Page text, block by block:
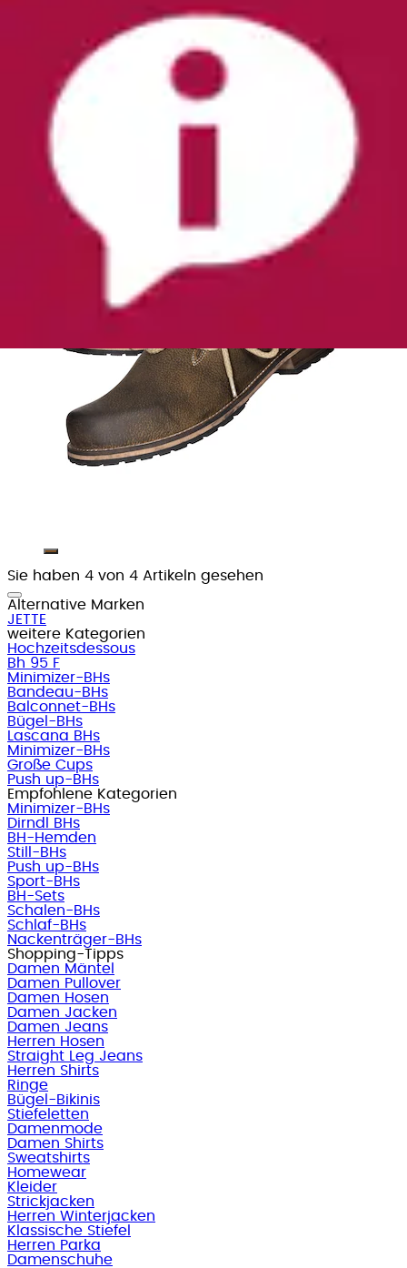
Haferlschuh »Haferlschuh FRANZISKUS«
Country Maddox
Aktueller Preis
99,99 €
Sie haben 4 von 4 Artikeln gesehen
Alternative Marken
JETTE
weitere Kategorien
Hochzeitsdessous
Bh 95 F
Minimizer-BHs
Bandeau-BHs
Balconnet-BHs
Bügel-BHs
Lascana BHs
Minimizer-BHs
Große Cups
Push up-BHs
Empfohlene Kategorien
Minimizer-BHs
Dirndl BHs
BH-Hemden
Still-BHs
Push up-BHs
Sport-BHs
BH-Sets
Schalen-BHs
Schlaf-BHs
Nackenträger-BHs
Shopping-Tipps
Damen Mäntel
Damen Pullover
Damen Hosen
Damen Jacken
Damen Jeans
Herren Hosen
Straight Leg Jeans
Herren Shirts
Ringe
Bügel-Bikinis
Stiefeletten
Damenmode
Damen Shirts
Sweatshirts
Homewear
Kleider
Strickjacken
Herren Winterjacken
Klassische Stiefel
Herren Parka
Damenschuhe